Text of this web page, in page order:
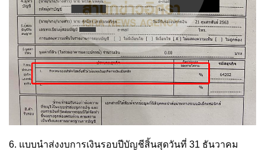
6. แบบนำส่งงบการเงินรอบปีบัญชีสิ้นสุดวันที่ 31 ธันวาคม